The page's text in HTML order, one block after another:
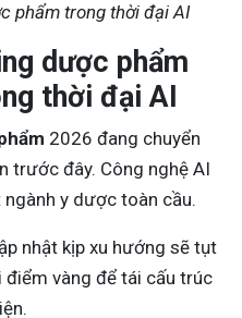
phẩm trong thời đại AI
dược phẩm
thời đại AI
2026 đang chuyển
trước đây. Công nghệ AI
y dược toàn cầu.
nhật kịp xu hướng sẽ tụt
điểm vàng để tái cấu trúc